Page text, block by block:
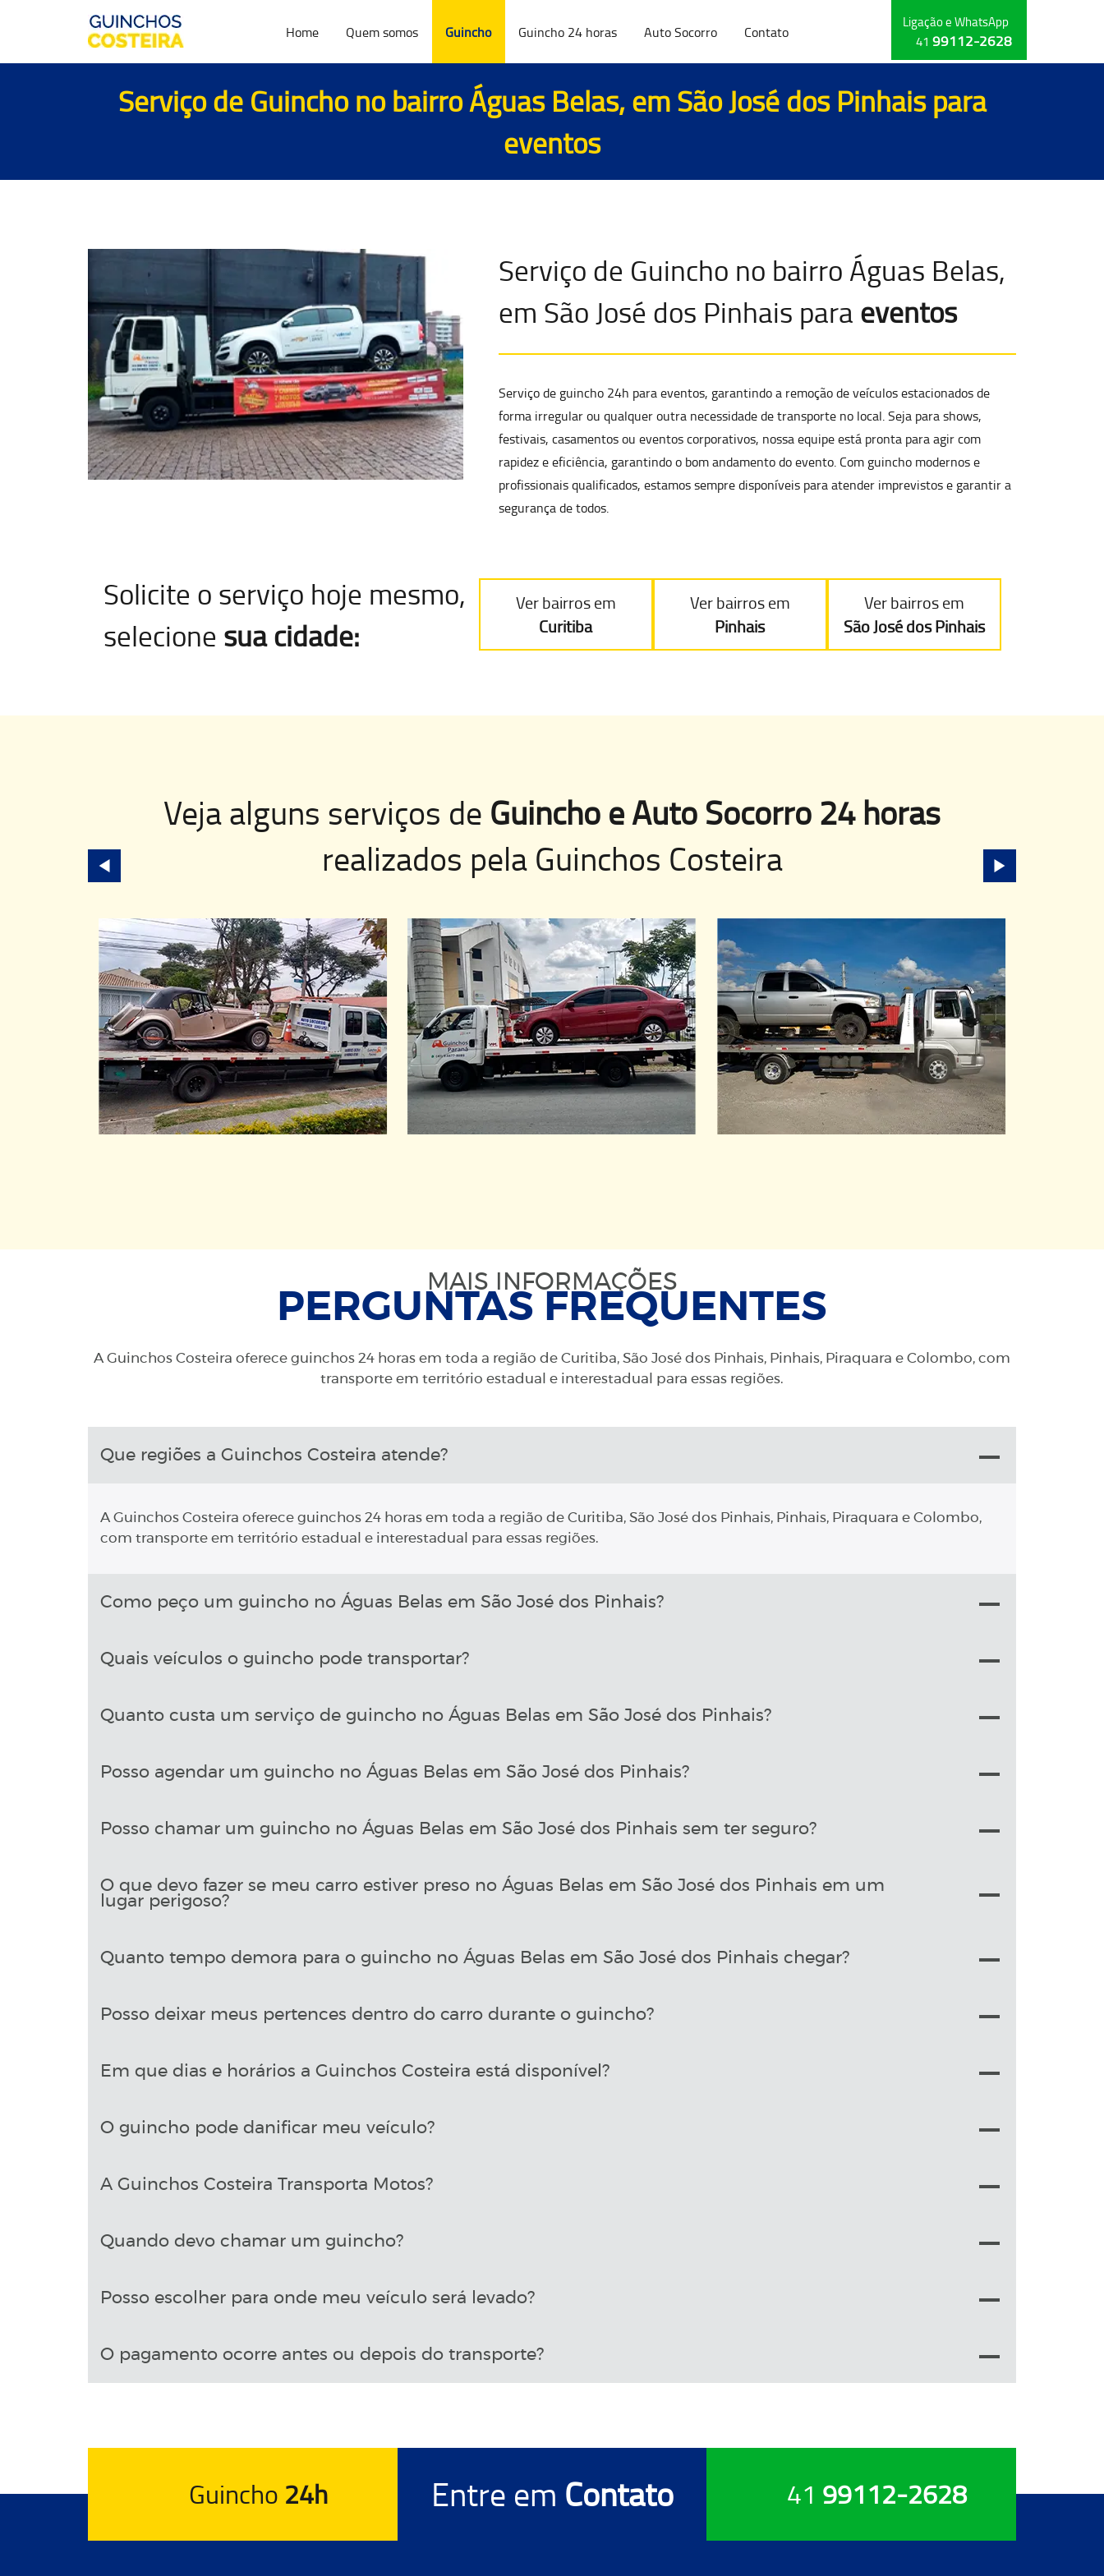
Home Quem somos Guincho Guincho 24 horas Auto Socorro Contato
Ligação e WhatsApp
41 99112-2628
Serviço de Guincho no bairro Águas Belas, em São José dos Pinhais para
eventos
Serviço de Guincho no bairro Águas Belas,
em São José dos Pinhais para eventos
Serviço de guincho 24h para eventos, garantindo a remoção de veículos estacionados de
forma irregularou qualquer outra necessidade de transporte no local. Seja para shows,
festivais, casamentos ou eventos corporativos, nossa equipe está pronta para agir com
rapidez e eficiência, garantindo o bom andamento do evento. Com guincho modernos e
profissionais qualificados, estamos sempre disponíveis para atender imprevistos e garantir a
segurança de todos.
Solicite o serviço hoje mesmo,
selecione sua cidade:
Ver bairros em
Curitiba
Ver bairros em
Pinhais
Ver bairros em
São José dos Pinhais
Veja alguns serviços de Guincho e Auto Socorro 24 horas
realizados pelaGuinchos Costeira
MAIS INFORMAÇÕES
PERGUNTAS FREQUENTES
A Guinchos Costeira oferece guinchos 24 horas em toda a região de Curitiba, São José dos Pinhais, Pinhais, Piraquara e Colombo, com
transporte em território estadual e interestadual para essas regiões.
Que regiões a Guinchos Costeira atende?
A Guinchos Costeira oferece guinchos 24 horas em toda a região de Curitiba, São José dos Pinhais, Pinhais, Piraquara e Colombo,
com transporte em território estadual e interestadual para essas regiões.
Como peço um guincho no Águas Belas em São José dos Pinhais?
Quais veículos o guincho pode transportar?
Quanto custa um serviço de guincho no Águas Belas em São José dos Pinhais?
Posso agendar um guincho no Águas Belas em São José dos Pinhais?
Posso chamar um guincho no Águas Belas em São José dos Pinhais sem ter seguro?
O que devo fazer se meu carro estiver preso no Águas Belas em São José dos Pinhais em um
lugar perigoso?
Quanto tempo demora para o guincho no Águas Belas em São José dos Pinhais chegar?
Posso deixar meus pertences dentro do carro durante o guincho?
Em que dias e horários a Guinchos Costeira está disponível?
O guincho pode danificar meu veículo?
A Guinchos Costeira Transporta Motos?
Quando devo chamar um guincho?
Posso escolher para onde meu veículo será levado?
O pagamento ocorre antes ou depois do transporte?
Guincho 24h Entre em Contato 41 99112-2628